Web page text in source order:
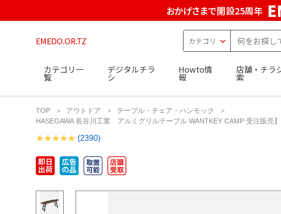
おかげさまで開設25周年
EMEDO.OR.TZ
カテゴリ一
覧
デジタルチラ
シ
Howto情
報
店舗・チラ
索
TOP アウトドア
テーブル・チェア・ハンモック
HASEGAWA 長谷川工業 アルミグリルテーブル WANTKEY CAMP 受注販売
(2390)